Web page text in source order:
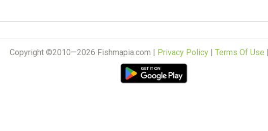
Copyright ©2010—2026 Fishmapia.com | Privacy Policy | Terms Of Use |